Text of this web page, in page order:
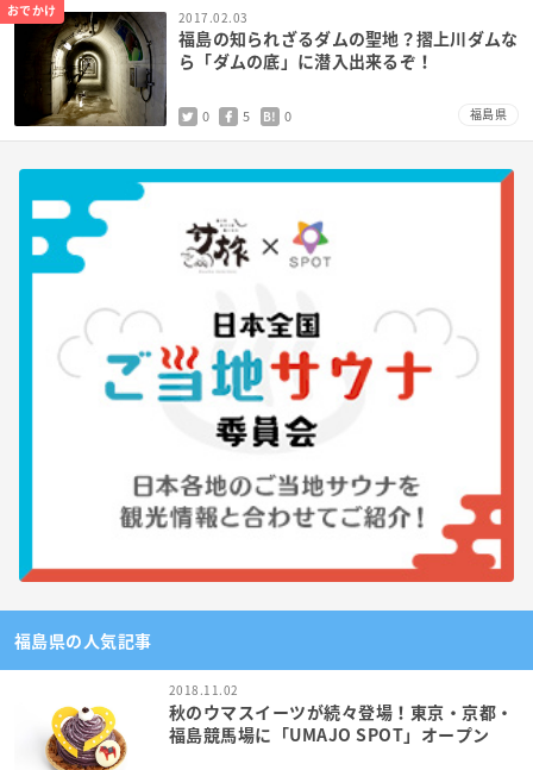
おでかけ 2017.02.03
福島の知られざるダムの聖地？摺上川ダムな
ら「ダムの底」に潜入出来るぞ！
0 5 B! 0 福島県
福島県の人気記事
2018.11.02
秋のウマスイーツが続々登場！東京・京都・
福島競馬場に「UMAJO SPOT」オープン